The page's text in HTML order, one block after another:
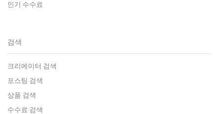
인기 수수료
검색
크리에이터 검색
포스팅 검색
상품 검색
수수료 검색